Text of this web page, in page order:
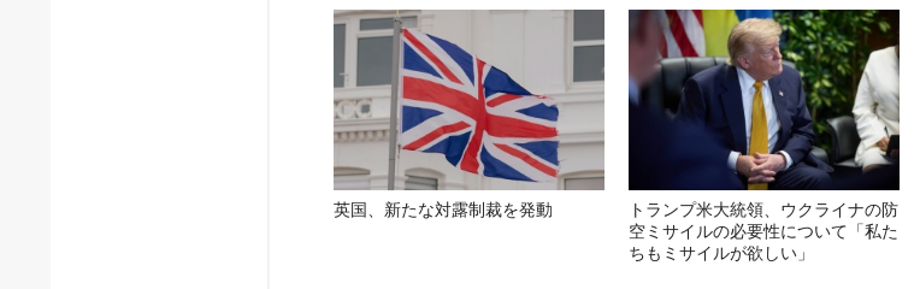
英国、新たな対露制裁を発動
トランプ米大統領、ウクライナの防
空ミサイルの必要性について「私た
ちもミサイルが欲しい」